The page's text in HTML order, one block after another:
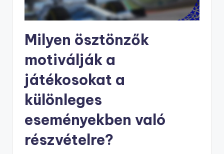
Milyen ösztönzők
motiválják a
játékosokat a
különleges
eseményekben való
részvételre?